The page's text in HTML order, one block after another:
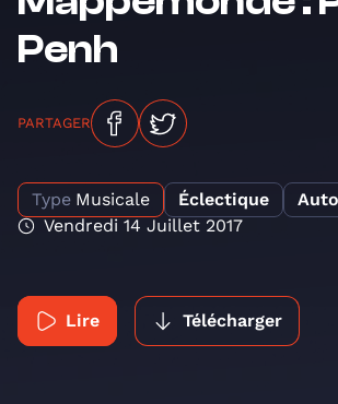
Penh
PARTAGER
Type Musicale Éclectique
Vendredi 14 Juillet 2017
Lire Télécharger